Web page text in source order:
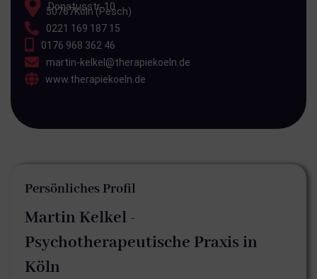
Donatusstr. 10
50767Köln (Pesch)
0221 169 187 15
0176 968 362 46
martin-kelkel@therapiekoeln.de
www.therapiekoeln.de
Persönliches Profil
Martin Kelkel -
Psychotherapeutische Praxis in
Köln